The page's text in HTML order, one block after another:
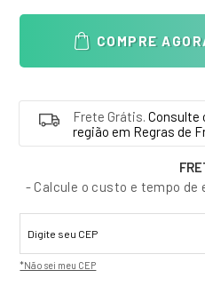
COMPRE
Frete Grátis.Consulte
região em Regras de
- Calcule o custo e tempo
*Não sei meu CEP